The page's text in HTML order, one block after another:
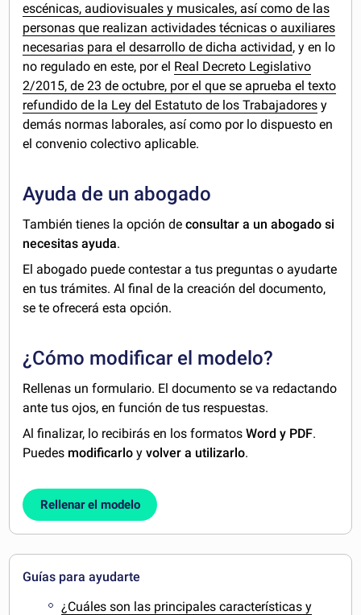
escénicas, audiovisuales y musicales, así como de las
personas que realizan actividades técnicas o auxiliares
necesarias para el desarrollo de dicha actividad, y en lo
no regulado en este, por el Real Decreto Legislativo
2/2015, de 23 de octubre, por el que se aprueba el texto
refundido de la Ley del Estatuto de los Trabajadores y
demás normas laborales, así como por lo dispuesto en
el convenio colectivo aplicable.
Ayuda de un abogado
También tienes la opción deconsultar a un abogado si
necesitas ayuda.
El abogado puede contestar a tus preguntas o ayudarte
en tus trámites. Al final de la creación del documento,
se te ofrecerá esta opción.
¿Cómo modificar el modelo?
Rellenas un formulario. El documento se va redactando
ante tus ojos, en función de tus respuestas.
Al finalizar, lo recibirás en los formatosWord y PDF.
Puedes modificarlo yvolver a utilizarlo.
Rellenar el modelo
Guías para ayudarte
¿Cuáles son las principales características y